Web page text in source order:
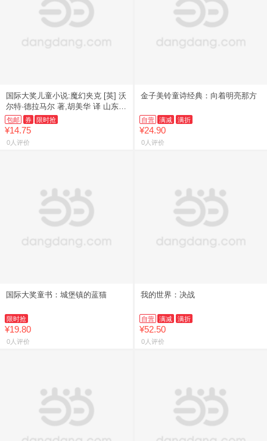
国际大奖儿童小说:魔幻夹克 [英] 沃
尔特·德拉马尔 著,胡美华 译 山东文
艺出版社 9787532952328
包邮 券 限时抢
¥14.75
0人评价
金子美铃童诗经典：向着明亮那方
自营 满减 满折
¥24.90
0人评价
国际大奖童书：城堡镇的蓝猫
限时抢
¥19.80
0人评价
我的世界：决战
自营 满减 满折
¥52.50
0人评价